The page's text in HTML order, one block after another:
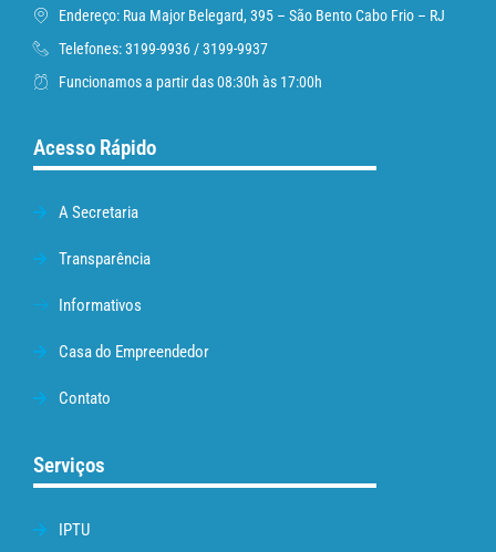
Endereço: Rua Major Belegard, 395 – São Bento Cabo Frio – RJ
Telefones: 3199-9936 / 3199-9937
Funcionamos a partir das 08:30h às 17:00h
Acesso Rápido
A Secretaria
Transparência
Informativos
Casa do Empreendedor
Contato
Serviços
IPTU